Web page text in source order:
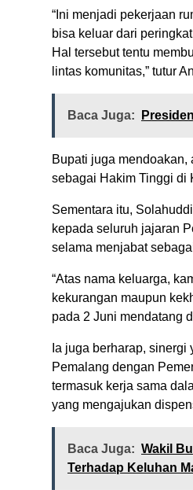
“Ini menjadi pekerjaan
bisa keluar dari
Hal tersebut tentu
lintas komunitas,” tutur
Baca Juga:
Bupati juga
sebagai Hakim Tinggi di
Sementara itu,
kepada seluruh jajaran
selama menjabat
“Atas nama keluarga,
kekurangan maupun
pada 2 Juni mendatang
Ia juga berharap,
Pemalang dengan
termasuk kerja sama
yang mengajukan
Baca Juga: Wakil
Terhadap Keluhan